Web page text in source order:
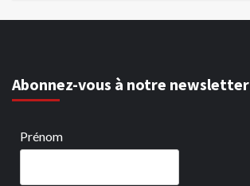
Abonnez-vous à notre newsletter
Prénom